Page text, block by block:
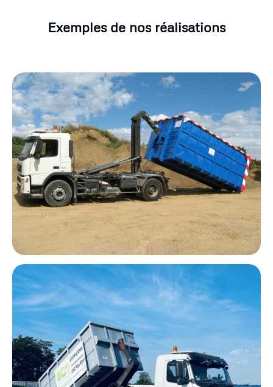
Exemples de nos réalisations